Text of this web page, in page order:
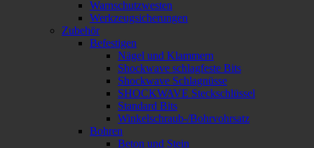
Warnschutzwesten
Werkzeugsicherungen
Zubehör
Befestigen
Nägel und Klammern
Shockwave schlagfeste Bits
Shockwave Schlagnüsse
SHOCKWAVE Steckschlüssel
Standard Bits
Winkelschraub-/Bohrvohrsatz
Bohren
Beton und Stein